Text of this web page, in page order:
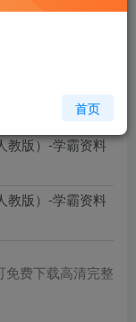
免费下载高清完整
首页